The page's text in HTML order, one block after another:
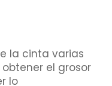
la cinta varias
el grosor
lo